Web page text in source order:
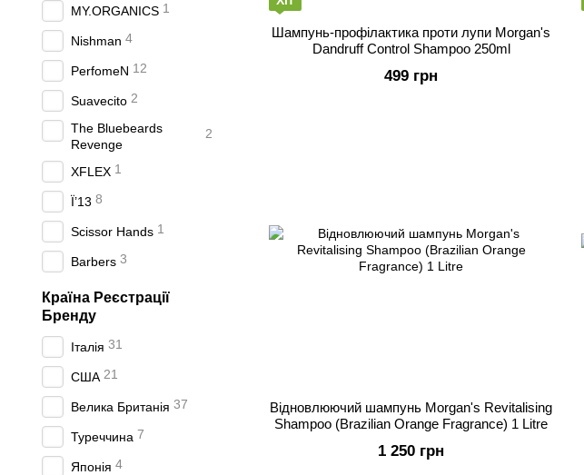
Шампунь-профілактика проти лупи Morgan's
Dandruff Control Shampoo 250ml
499 грн
Відновлюючий шампунь Morgan's Revitalising
Shampoo (Brazilian Orange Fragrance) 1 Litre
1 250 грн
MY.ORGANICS 1
Nishman 4
PerfomeN 12
Suavecito 2
The Bluebeards
Revenge
2
XFLEX 1
Ї’13 8
Scissor Hands 1
Barbers 3
Країна Реєстрації
Бренду
Італія 31
США 21
Велика Британія 37
Туреччина 7
Японія 4